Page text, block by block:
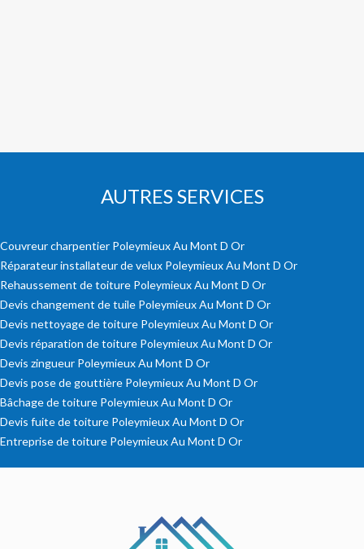
AUTRES SERVICES
Couvreur charpentier Poleymieux Au Mont D Or
Réparateur installateur de velux Poleymieux Au Mont D Or
Rehaussement de toiture Poleymieux Au Mont D Or
Devis changement de tuile Poleymieux Au Mont D Or
Devis nettoyage de toiture Poleymieux Au Mont D Or
Devis réparation de toiture Poleymieux Au Mont D Or
Devis zingueur Poleymieux Au Mont D Or
Devis pose de gouttière Poleymieux Au Mont D Or
Bâchage de toiture Poleymieux Au Mont D Or
Devis fuite de toiture Poleymieux Au Mont D Or
Entreprise de toiture Poleymieux Au Mont D Or